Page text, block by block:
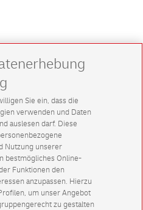
Sie ein, dass die
verwenden und Daten
auslesen darf. Diese
Nutzung unserer
bestmögliches Online-
Funktionen den
anzupassen. Hierzu
um unser Angebot
zu gestalten